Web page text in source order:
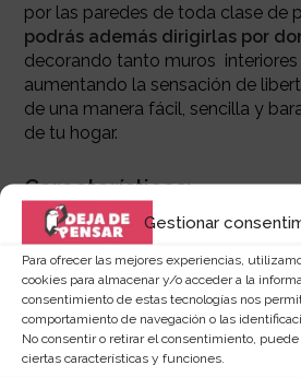
Gestionar
Para ofrecer las mejores experiencias,
cookies para almacenar y/o acceder a la
consentimiento de estas tecnologías nos
comportamiento de navegación o las
No consentir o retirar el consentimiento,
ciertas características y funciones.
por las paredes de toda clase de
podrás además dirigirlas por
decorando tanto muros interiores
aumentando la sensación de
de una manera fácil, sencilla y
de tu hogar.
Características:
-Material:ABS
Nuestra opinión: